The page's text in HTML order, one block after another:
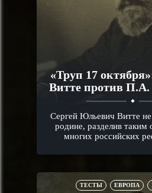
«Труп 17
Витте против
Сергей Юльевич Витте
родине, разделив таким
многих российских
ТЕСТЫ ЕВРОПА